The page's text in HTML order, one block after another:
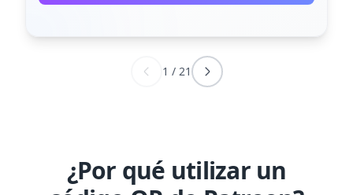
1 / 21
¿Por qué utilizar un